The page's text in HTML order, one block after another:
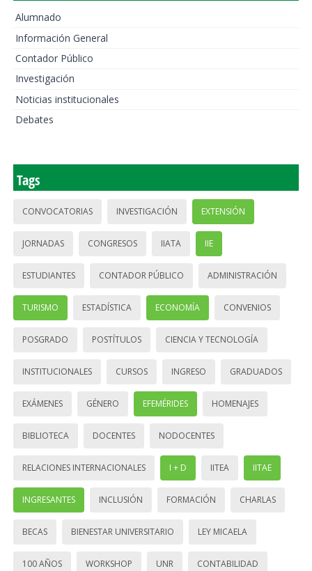
Alumnado
Información General
Contador Público
Investigación
Noticias institucionales
Debates
Tags
CONVOCATORIAS INVESTIGACIÓN EXTENSIÓN
JORNADAS CONGRESOS IIATA IIE
ESTUDIANTES CONTADOR PÚBLICO ADMINISTRACIÓN
TURISMO ESTADÍSTICA ECONOMÍA CONVENIOS
POSGRADO POSTÍTULOS CIENCIA Y TECNOLOGÍA
INSTITUCIONALES CURSOS INGRESO GRADUADOS
EXÁMENES GÉNERO EFEMÉRIDES HOMENAJES
BIBLIOTECA DOCENTES NODOCENTES
RELACIONES INTERNACIONALES I + D IITEA IITAE
INGRESANTES INCLUSIÓN FORMACIÓN CHARLAS
BECAS BIENESTAR UNIVERSITARIO LEY MICAELA
100 AÑOS WORKSHOP UNR CONTABILIDAD